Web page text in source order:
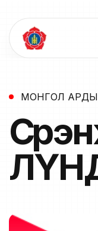
МОНГОЛ